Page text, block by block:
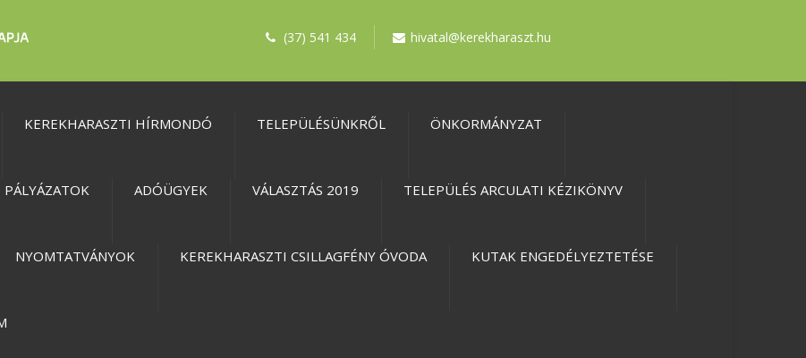
(37) 541 434 hivatal@kerekharaszt.hu
KEREKHARASZTI HÍRMONDÓ TELEPÜLÉSÜNKRŐL ÖNKORMÁNYZAT
PÁLYÁZATOK ADÓÜGYEK VÁLASZTÁS 2019 TELEPÜLÉS ARCULATI KÉZIKÖNYV
NYOMTATVÁNYOK KEREKHARASZTI CSILLAGFÉNY ÓVODA KUTAK ENGEDÉLYEZTETÉSE